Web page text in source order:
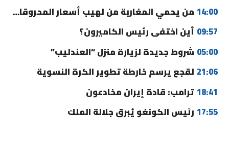
14:00 من يحمي المغاربة من لهيب أسعار المحروقات؟
09:57 أين اختفى رئيس الكاميرون؟
05:00 شروط جديدة لزيارة منزل “العندليب”
21:06 لقجع يرسم خارطة تطوير الكرة النسوية
18:41ترامب: قادة إيران مخادعون
17:55 رئيس الكونغو يُبرق جلالة الملك